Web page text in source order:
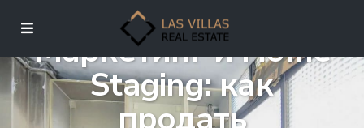
Маркетинг и Home
Staging: как
продать